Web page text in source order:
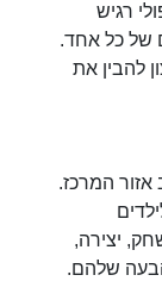
רגיש
של כל אחד.
להבין את
אזור המרכז.
יצירה,
שלהם.